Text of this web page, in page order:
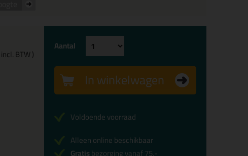
incl. BTW )
Aantal
In winkelwagen
Voldoende voorraad
Alleen online beschikbaar